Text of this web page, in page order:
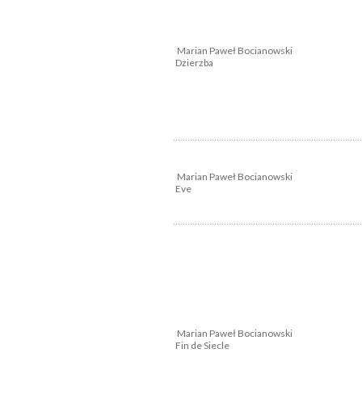
Marian Paweł Bocianowski
Dzierzba
Marian Paweł Bocianowski
Eve
Marian Paweł Bocianowski
Fin de Siecle